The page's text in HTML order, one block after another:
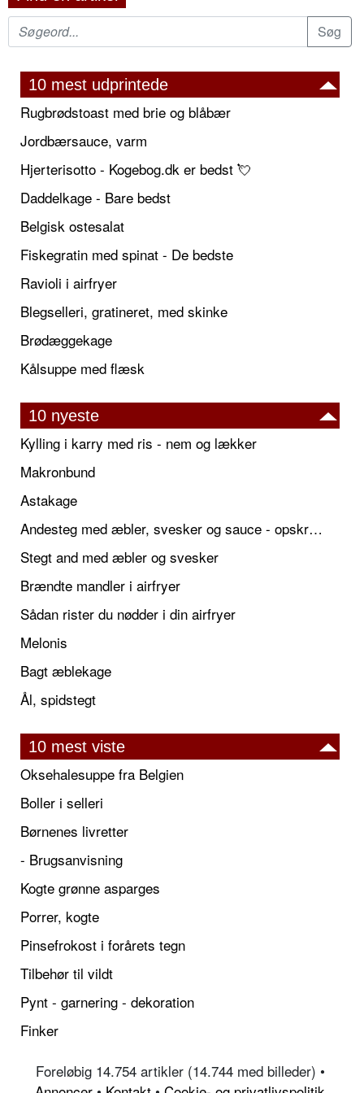
10 mest udprintede
Rugbrødstoast med brie og blåbær
Jordbærsauce, varm
Hjerterisotto - Kogebog.dk er bedst 💘
Daddelkage - Bare bedst
Belgisk ostesalat
Fiskegratin med spinat - De bedste
Ravioli i airfryer
Blegselleri, gratineret, med skinke
Brødæggekage
Kålsuppe med flæsk
10 nyeste
Kylling i karry med ris - nem og lækker
Makronbund
Astakage
Andesteg med æbler, svesker og sauce - opskrift også til jul
Stegt and med æbler og svesker
Brændte mandler i airfryer
Sådan rister du nødder i din airfryer
Melonis
Bagt æblekage
Ål, spidstegt
10 mest viste
Oksehalesuppe fra Belgien
Boller i selleri
Børnenes livretter
- Brugsanvisning
Kogte grønne asparges
Porrer, kogte
Pinsefrokost i forårets tegn
Tilbehør til vildt
Pynt - garnering - dekoration
Finker
Foreløbig 14.754 artikler (14.744 med billeder) •